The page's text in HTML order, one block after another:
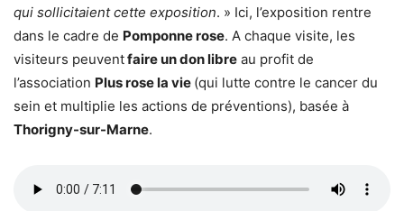
qui sollicitaient cette exposition. » Ici, l’exposition rentre
dans le cadre de Pomponne rose. A chaque visite, les
visiteurs peuventfaire un don libre au profit de
l’association Plus rose la vie (qui lutte contre le cancer du
sein et multiplie les actions de préventions), basée à
Thorigny-sur-Marne.